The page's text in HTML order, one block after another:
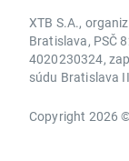
XTB S.A.,
Bratislava, PSČ
4020230324,
súdu Bratislava
Copyright 2026